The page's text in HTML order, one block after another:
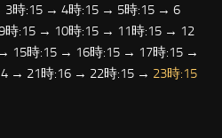
時:15 → 4時:15 → 5時:15 → 6
:15 → 10時:15 → 11時:15 → 12
15時:15 → 16時:15 → 17時:15 →
→ 21時:16 → 22時:15 → 23時:15